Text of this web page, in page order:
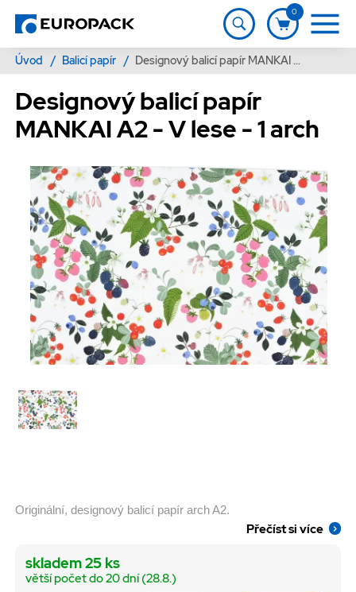
0
Úvod / Balicí papír / Designový balicí papír MANKAI A2 - V lese - 1 arch
Designový balicí papír
MANKAI A2 - V lese - 1 arch
Originální, designový balicí papír arch A2.
Přečíst si více
skladem 25 ks
větší počet do 20 dní (28.8.)